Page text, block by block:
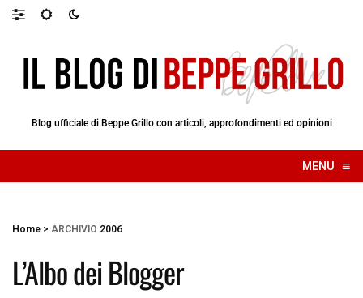
Blog ufficiale di Beppe Grillo con articoli, approfondimenti ed opinioni
MENU ≡
☰
Home > ARCHIVIO 2006
L’Albo dei Blogger